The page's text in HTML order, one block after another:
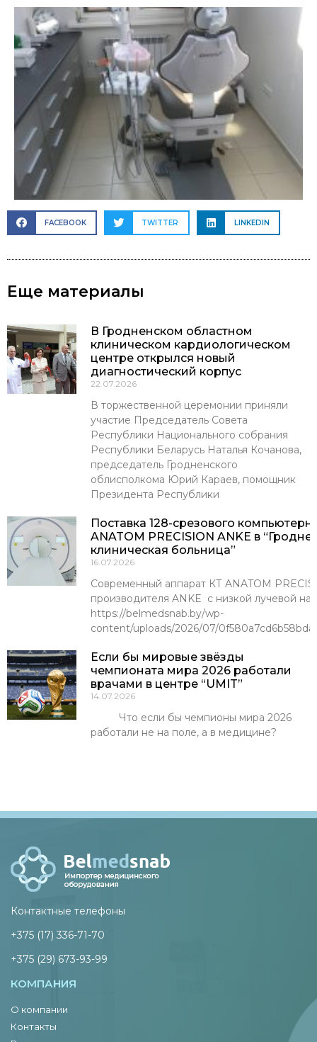
FACEBOOK TWITTER LINKEDIN
Еще материалы
В Гродненском областном
клиническом кардиологическом
центре открылся новый
диагностический корпус
22.07.2026
В торжественной церемонии приняли
участие Председатель Совета
Республики Национального собрания
Республики Беларусь Наталья Кочанова,
председатель Гродненского
облисполкома Юрий Караев, помощник
Президента Республики
Поставка 128-срезового
ANATOM PRECISION ANKE в
клиническая больница”
16.07.2026
Современный аппарат КТ ANATOM
производителя ANKE с низкой лучевой
https://belmedsnab.by/wp-
content/uploads/2026/07/
Если бы мировые звёзды
чемпионата мира 2026 работали
врачами в центре “UMIT”
14.07.2026
Что если бы чемпионы мира 2026
работали не на поле, а в медицине?
Контактные телефоны
+375 (17) 336-71-70
+375 (29) 673-93-99
КОМПАНИЯ
О компании
Контакты